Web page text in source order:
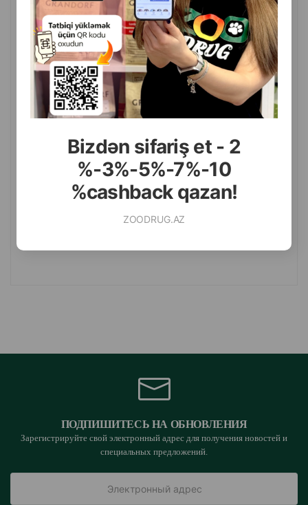
Bizdən sifariş et - 2
%-3%-5%-7%-10
%cashback qazan!
ZOODRUG.AZ
ПИТАТЕЛЬНЫЙ ДЛЯ СОБАК И КОТОВ ВСЕХ ПОРОД 250 МЛ.
Цена
ПОДПИШИТЕСЬ НА ОБНОВЛЕНИЯ
Зарегистрируйте свой электронный адрес для получения новостей и
специальных предложений.